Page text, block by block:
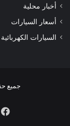
أخبار محلية
أسعار السيارات
السيارات الكهربائية
جميع